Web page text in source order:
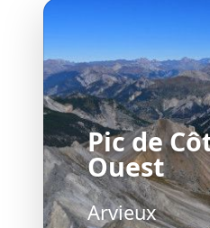
Pic de
Ouest
Arvieux